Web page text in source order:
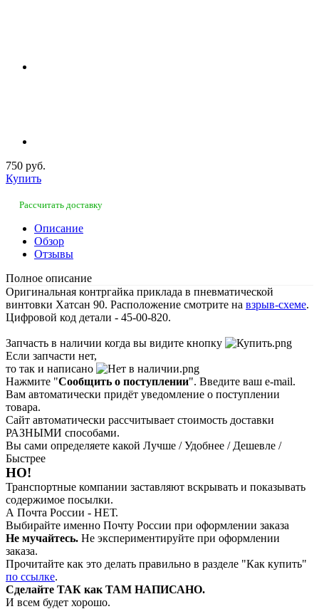
750 руб.
Купить
Рассчитать доставку
Описание
Обзор
Отзывы
Полное описание
Оригинальная контргайка приклада в пневматической
винтовки Хатсан 90. Расположение смотрите на взрыв-схеме.
Цифровой код детали - 45-00-820.
Запчасть в наличии когда вы видите кнопку
Если запчасти нет,
то так и написано
Нажмите "Сообщить о поступлении". Введите ваш e-mail.
Вам автоматически придёт уведомление о поступлении
товара.
Сайт автоматически рассчитывает стоимость доставки
РАЗНЫМИ способами.
Вы сами определяете какой Лучше / Удобнее / Дешевле /
Быстрее
НО!
Транспортные компании заставляют вскрывать и показывать
содержимое посылки.
А Почта России - НЕТ.
Выбирайте именно Почту России при оформлении заказа
Не мучайтесь. Не экспериментируйте при оформлении
заказа.
Прочитайте как это делать правильно в разделе "Как купить"
по ссылке.
Сделайте ТАК как ТАМ НАПИСАНО.
И всем будет хорошо.